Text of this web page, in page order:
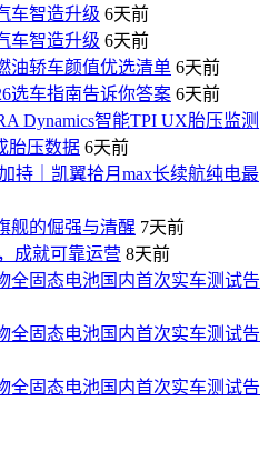
车智造升级 6天前
车智造升级 6天前
油轿车颜值优选清单 6天前
选车指南告诉你答案 6天前
Dynamics智能TPI UX胎压监测
胎压数据 6天前
持｜凯翼拾月max长续航纯电最
舰的倔强与清醒 7天前
成就可靠运营 8天前
全固态电池国内首次实车测试告
全固态电池国内首次实车测试告
全固态电池国内首次实车测试告